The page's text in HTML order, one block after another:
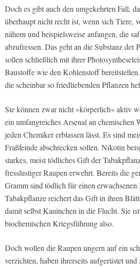
Doch es gibt auch den umgekehrten Fall,
überhaupt nicht recht ist, wenn sich Tiere,
nähern und beispielsweise anfangen, die
abzufressen. Das geht an die Substanz der
sollen schließlich mit ihrer
Baustoffe wie den Kohlenstoff
die scheinbar so friedliebenden Pflanzen
Sie können zwar nicht »körperlich« aktiv
ein umfangreiches Arsenal an chemischen
jeden Chemiker erblassen lässt. Es sind
Fraßfeinde abschrecken sollen. Nikotin
starkes, meist tödliches Gift der
fresslustiger Raupen erwehrt. Bereits die
Gramm sind tödlich für einen
Tabakpflanze reichert das Gift in ihren
damit selbst Kaninchen in die Flucht. Sie
biochemischen Kriegsführung also.
Doch wollen die Raupen ungern auf ein
verzichten, haben ihrerseits aufgerüstet